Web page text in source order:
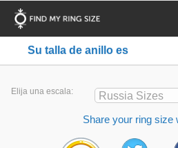
Su talla de anillo es
Elija una escala: Russia Sizes
Share your ring size